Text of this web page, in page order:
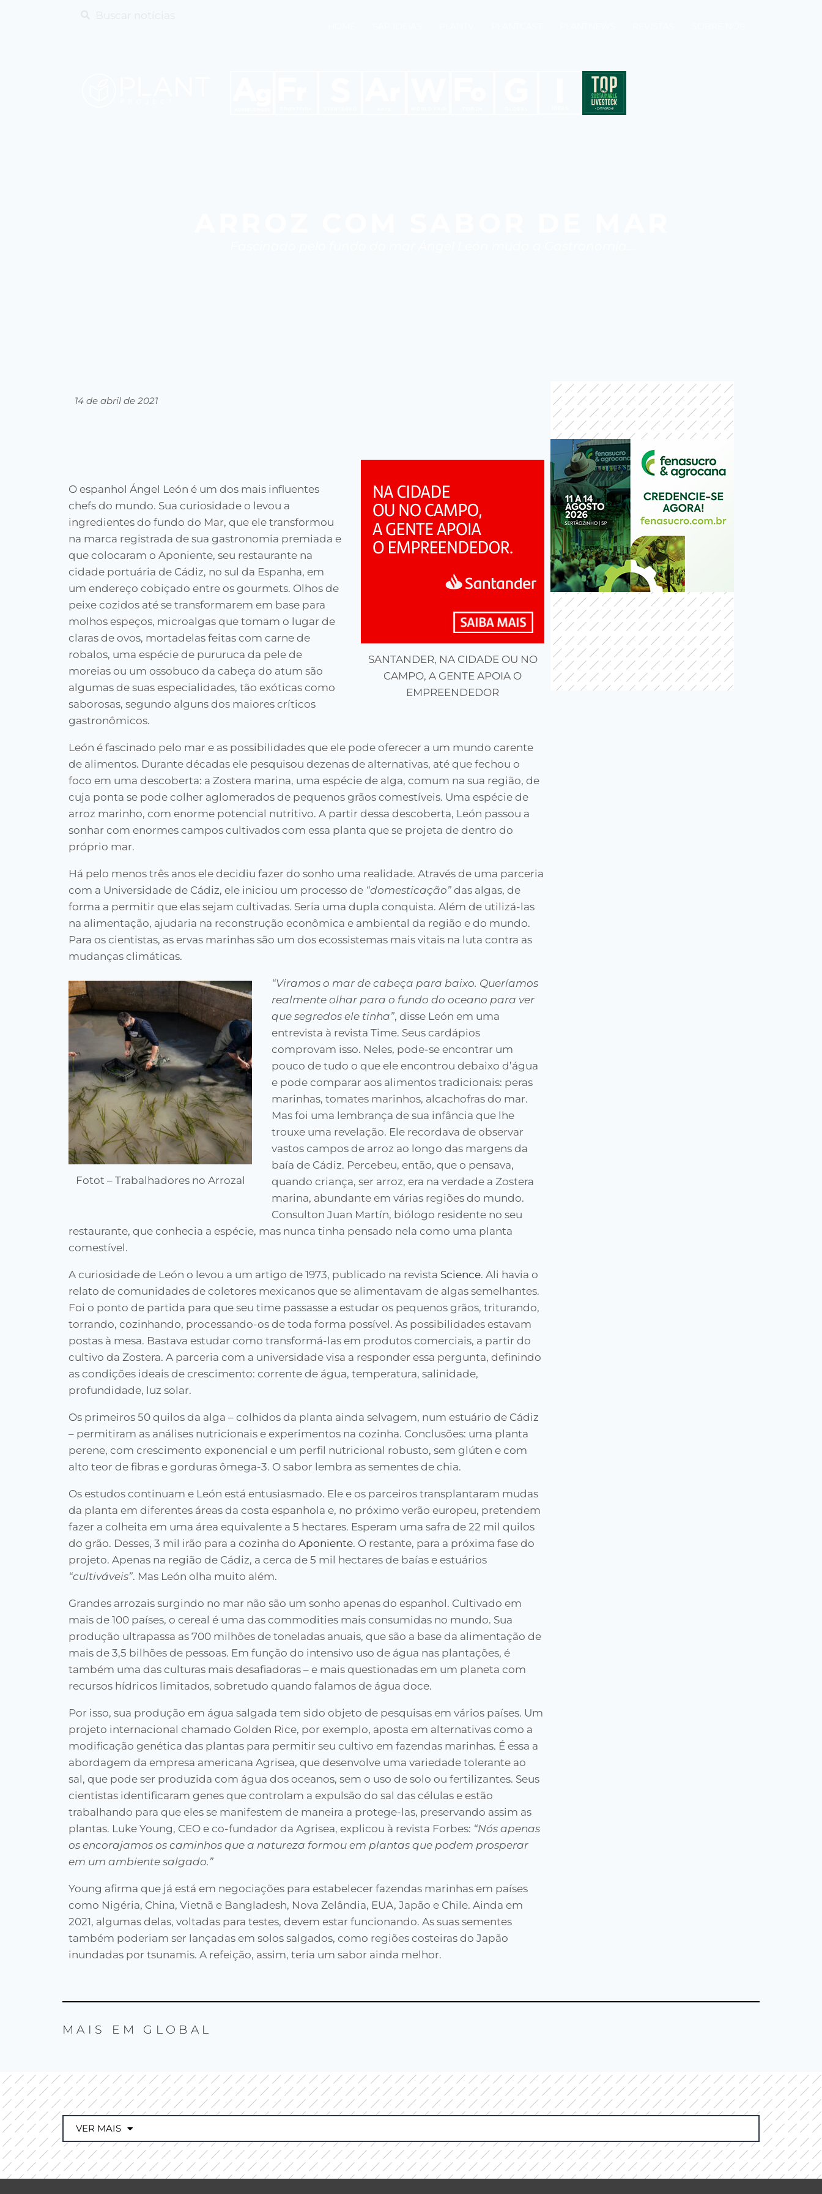
14 de abril de 2021
SANTANDER, NA CIDADE OU NO
CAMPO, A GENTE APOIA O
EMPREENDEDOR
O espanhol Ángel León é um dos mais influentes
chefs do mundo. Sua curiosidade o levou a
ingredientes do fundo do Mar, que ele transformou
na marca registrada de sua gastronomia premiada e
que colocaram o Aponiente, seu restaurante na
cidade portuária de Cádiz, no sul da Espanha, em
um endereço cobiçado entre os gourmets. Olhos de
peixe cozidos até se transformarem em base para
molhos espeços, microalgas que tomam o lugar de
claras de ovos, mortadelas feitas com carne de
robalos, uma espécie de pururuca da pele de
moreias ou um ossobuco da cabeça do atum são
algumas de suas especialidades, tão exóticas como
saborosas, segundo alguns dos maiores críticos
gastronômicos.
León é fascinado pelo mar e as possibilidades que ele pode oferecer a um mundo carente
de alimentos. Durante décadas ele pesquisou dezenas de alternativas, até que fechou o
foco em uma descoberta: a Zostera marina, uma espécie de alga, comum na sua região, de
cuja ponta se pode colher aglomerados de pequenos grãos comestíveis. Uma espécie de
arroz marinho, com enorme potencial nutritivo. A partir dessa descoberta, León passou a
sonhar com enormes campos cultivados com essa planta que se projeta de dentro do
próprio mar.
Há pelo menos três anos ele decidiu fazer do sonho uma realidade. Através de uma parceria
com a Universidade de Cádiz, ele iniciou um processo de “domesticação” das algas, de
forma a permitir que elas sejam cultivadas. Seria uma dupla conquista. Além de utilizá-las
na alimentação, ajudaria na reconstrução econômica e ambiental da região e do mundo.
Para os cientistas, as ervas marinhas são um dos ecossistemas mais vitais na luta contra as
mudanças climáticas.
Fotot – Trabalhadores no Arrozal
“Viramos o mar de cabeça para baixo. Queríamos
realmente olhar para o fundo do oceano para ver
que segredos ele tinha”, disse León em uma
entrevista à revista Time. Seus cardápios
comprovam isso. Neles, pode-se encontrar um
pouco de tudo o que ele encontrou debaixo d’água
e pode comparar aos alimentos tradicionais: peras
marinhas, tomates marinhos, alcachofras do mar.
Mas foi uma lembrança de sua infância que lhe
trouxe uma revelação. Ele recordava de observar
vastos campos de arroz ao longo das margens da
baía de Cádiz. Percebeu, então, que o pensava,
quando criança, ser arroz, era na verdade a Zostera
marina, abundante em várias regiões do mundo.
Consulton Juan Martín, biólogo residente no seu
restaurante, que conhecia a espécie, mas nunca tinha pensado nela como uma planta
comestível.
A curiosidade de León o levou a um artigo de 1973, publicado na revista Science. Ali havia o
relato de comunidades de coletores mexicanos que se alimentavam de algas semelhantes.
Foi o ponto de partida para que seu time passasse a estudar os pequenos grãos, triturando,
torrando, cozinhando, processando-os de toda forma possível. As possibilidades estavam
postas à mesa. Bastava estudar como transformá-las em produtos comerciais, a partir do
cultivo da Zostera. A parceria com a universidade visa a responder essa pergunta, definindo
as condições ideais de crescimento: corrente de água, temperatura, salinidade,
profundidade, luz solar.
Os primeiros 50 quilos da alga – colhidos da planta ainda selvagem, num estuário de Cádiz
– permitiram as análises nutricionais e experimentos na cozinha. Conclusões: uma planta
perene, com crescimento exponencial e um perfil nutricional robusto, sem glúten e com
alto teor de fibras e gorduras ômega-3. O sabor lembra as sementes de chia.
Os estudos continuam e León está entusiasmado. Ele e os parceiros transplantaram mudas
da planta em diferentes áreas da costa espanhola e, no próximo verão europeu, pretendem
fazer a colheita em uma área equivalente a 5 hectares. Esperam uma safra de 22 mil quilos
do grão. Desses, 3 mil irão para a cozinha do Aponiente. O restante, para a próxima fase do
projeto. Apenas na região de Cádiz, a cerca de 5 mil hectares de baías e estuários
“cultiváveis”. Mas León olha muito além.
Grandes arrozais surgindo no mar não são um sonho apenas do espanhol. Cultivado em
mais de 100 países, o cereal é uma das commodities mais consumidas no mundo. Sua
produção ultrapassa as 700 milhões de toneladas anuais, que são a base da alimentação de
mais de 3,5 bilhões de pessoas. Em função do intensivo uso de água nas plantações, é
também uma das culturas mais desafiadoras – e mais questionadas em um planeta com
recursos hídricos limitados, sobretudo quando falamos de água doce.
Por isso, sua produção em água salgada tem sido objeto de pesquisas em vários países. Um
projeto internacional chamado Golden Rice, por exemplo, aposta em alternativas como a
modificação genética das plantas para permitir seu cultivo em fazendas marinhas. É essa a
abordagem da empresa americana Agrisea, que desenvolve uma variedade tolerante ao
sal, que pode ser produzida com água dos oceanos, sem o uso de solo ou fertilizantes. Seus
cientistas identificaram genes que controlam a expulsão do sal das células e estão
trabalhando para que eles se manifestem de maneira a protege-las, preservando assim as
plantas. Luke Young, CEO e co-fundador da Agrisea, explicou à revista Forbes: “Nós apenas
os encorajamos os caminhos que a natureza formou em plantas que podem prosperar
em um ambiente salgado.”
Young afirma que já está em negociações para estabelecer fazendas marinhas em países
como Nigéria, China, Vietnã e Bangladesh, Nova Zelândia, EUA, Japão e Chile. Ainda em
2021, algumas delas, voltadas para testes, devem estar funcionando. As suas sementes
também poderiam ser lançadas em solos salgados, como regiões costeiras do Japão
inundadas por tsunamis. A refeição, assim, teria um sabor ainda melhor.
MAIS EM GLOBAL
VER MAIS